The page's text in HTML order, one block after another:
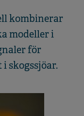
kombinerar
modeller i
för
skogssjöar.